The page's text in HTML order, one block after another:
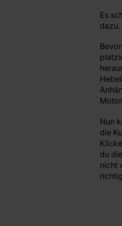
Es
Nun
die
du
nicht